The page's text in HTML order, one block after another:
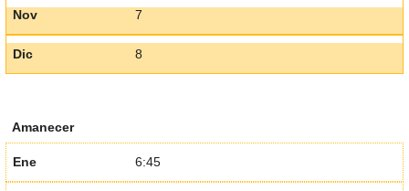
Nov 7
Dic 8
Amanecer
Ene 6:45